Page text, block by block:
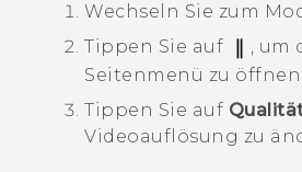
UNTERSTÜTZUNG
Wechseln Sie zum
Tippen Sie auf
, um
Seitenmenü zu öffnen.
Tippen Sie auf
Videoauflösung zu